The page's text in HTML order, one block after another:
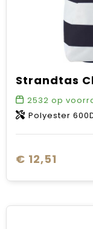
2532 op
Polyester
€ 12,51